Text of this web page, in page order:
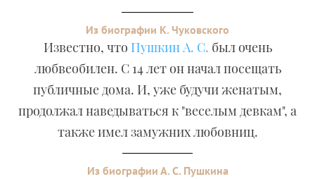
Из биографии К. Чуковского
Известно, что Пушкин А. С. был очень
любвеобилен. С 14 лет он начал посещать
публичные дома. И, уже будучи женатым,
продолжал наведываться к "веселым девкам", а
также имел замужних любовниц.
Из биографии А. С. Пушкина